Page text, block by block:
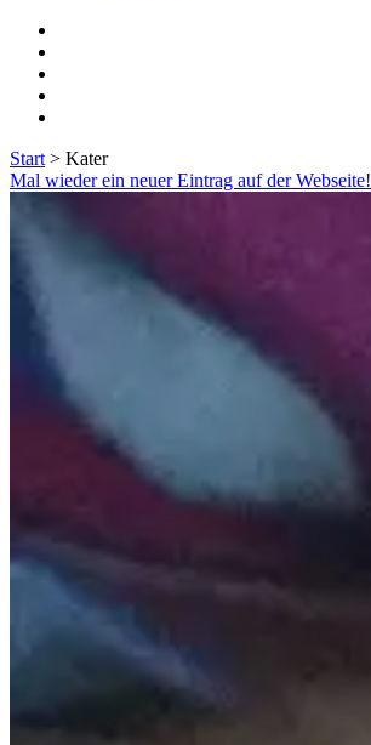
Start > Kater
Schlagwort:
<span>Kater</span>
Mal wieder ein neuer Eintrag auf der Webseite!